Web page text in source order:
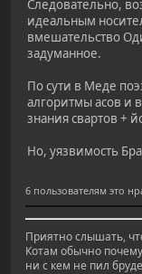
Следовательно,
идеальным
вмешательство
задуманное.
По сути в Меде
алгоритмы асов и
знания свартов +
Но, уязвимость
6 пользователям это
Приятно слышать,
Котам обычно
ни с кем не пил